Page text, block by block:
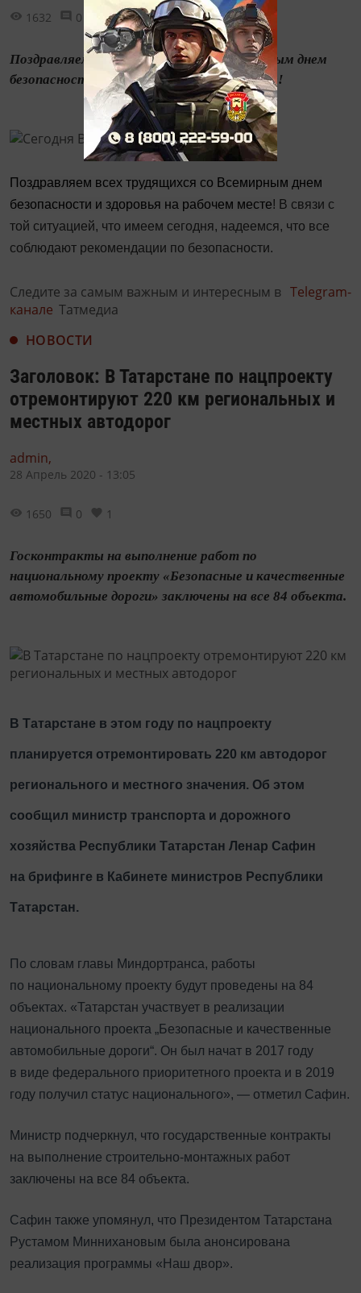
1632 0 1
Поздравляем всех трудящихся со Всемирным днем
безопасности и здоровья на рабочем месте!
Поздравляем всех трудящихся со Всемирным днем
безопасности и здоровья на рабочем месте! В связи с
той ситуацией, что имеем сегодня, надеемся, что все
соблюдают рекомендации по безопасности.
Следите за самым важным и интересным в Telegram-
канале Татмедиа
НОВОСТИ
Заголовок: В Татарстане по нацпроекту
отремонтируют 220 км региональных и
местных автодорог
admin,
28 Апрель 2020 - 13:05
1650 0 1
Госконтракты на выполнение работ по
национальному проекту «Безопасные и качественные
автомобильные дороги» заключены на все 84 объекта.
В Татарстане в этом году по нацпроекту
планируется отремонтировать 220 км автодорог
регионального и местного значения. Об этом
сообщил министр транспорта и дорожного
хозяйства Республики Татарстан Ленар Сафин
на брифинге в Кабинете министров Республики
Татарстан.
По словам главы Миндортранса, работы
по национальному проекту будут проведены на 84
объектах. «Татарстан участвует в реализации
национального проекта „Безопасные и качественные
автомобильные дороги“. Он был начат в 2017 году
в виде федерального приоритетного проекта и в 2019
году получил статус национального», — отметил Сафин.
Министр подчеркнул, что государственные контракты
на выполнение строительно-монтажных работ
заключены на все 84 объекта.
Сафин также упомянул, что Президентом Татарстана
Рустамом Миннихановым была анонсирована
реализация программы «Наш двор».